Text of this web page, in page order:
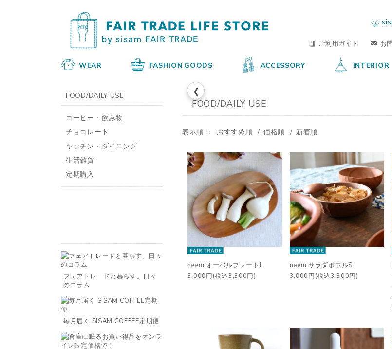
by sisam
ご利用ガイド お
WEAR FASHION GOODS ACCESSORY INTERIOR
❮
FOOD/DAILY USE
表示順 おすすめ順 価格順 新着順
neem オーバルプレートL
3,000円(税込3,300円)
neem サラダボウルS
3,000円(税込3,300円)
FOOD/DAILY USE
コーヒー・飲み物
チョコレート
キッチン・ダイニング
生活雑貨
定期購入
フェアトレードと暮らす。日々
のコラム
毎月届く SISAM COFFEE定期便